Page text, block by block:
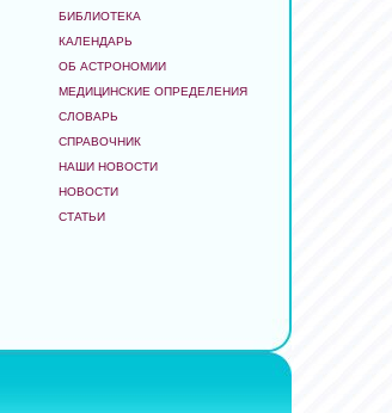
БИБЛИОТЕКА
КАЛЕНДАРЬ
ОБ АСТРОНОМИИ
МЕДИЦИНСКИЕ ОПРЕДЕЛЕНИЯ
СЛОВАРЬ
СПРАВОЧНИК
НАШИ НОВОСТИ
НОВОСТИ
СТАТЬИ